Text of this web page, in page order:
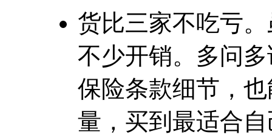
货比三家不吃亏
不少开销。多问
保险条款细节，
量，买到最适合